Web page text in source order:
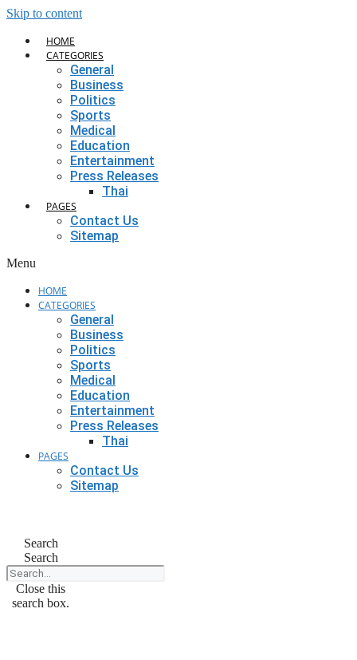
Skip to content
HOME
CATEGORIES
General
Business
Politics
Sports
Medical
Education
Entertainment
Press Releases
Thai
PAGES
Contact Us
Sitemap
Menu
HOME
CATEGORIES
General
Business
Politics
Sports
Medical
Education
Entertainment
Press Releases
Thai
PAGES
Contact Us
Sitemap
Search
Search
Close this
search box.